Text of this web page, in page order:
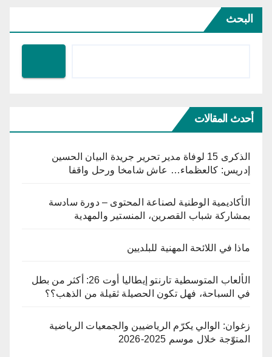
البحث
أحدث المقالات
الذكرى 15 لوفاة مدير تحرير جريدة البيان الحسين
إدريس: كالعظماء… عاش شامخا ورحل واقفا
الأكاديمية الوطنية لصناعة المحتوى – دورة سادسة
بمشاركة شباب القصرين، المنستير والمهدية
ماذا في اللائحة المهنية للبلديين
الألعاب المتوسطية تارنتو إيطاليا أوت 26: أكثر من بطل
في السباحة، فهل تكون الحصيلة ثقيلة من الذهب؟؟
زغوان: الوالي يكرّم الرياضيين والجمعيات الرياضية
المتوّجة خلال موسم 2025-2026